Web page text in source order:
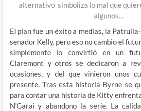
alternativo simboliza lo mal que
algunos…
El plan fue un éxito a medias, la
senador Kelly, pero eso no cambio el
simplemente lo convirtió en un
Claremont y otros se dedicaron a
ocasiones, y del que vinieron unos
presente. Tras esta historia Byrne se
para contar una historia de Kitty
N’Garai y abandono la serie. La